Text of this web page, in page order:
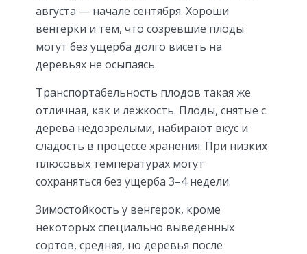
августа — начале сентября. Хороши
венгерки и тем, что созревшие плоды
могут без ущерба долго висеть на
деревьях не осыпаясь.
Транспортабельность плодов такая же
отличная, как и лежкость. Плоды, снятые с
дерева недозрелыми, набирают вкус и
сладость в процессе хранения. При низких
плюсовых температурах могут
сохраняться без ущерба 3–4 недели.
Зимостойкость у венгерок, кроме
некоторых специально выведенных
сортов, средняя, но деревья после